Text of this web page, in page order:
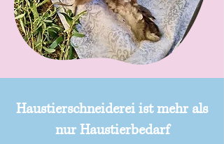
Haustierschneiderei ist mehr als
nur Haustierbedarf